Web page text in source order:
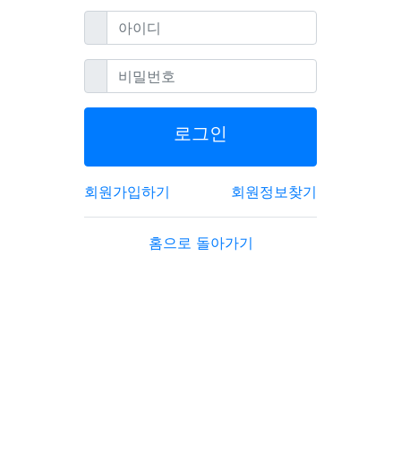
아이디필수
비밀번호필수
로그인
회원가입하기 회원정보찾기
홈으로 돌아가기